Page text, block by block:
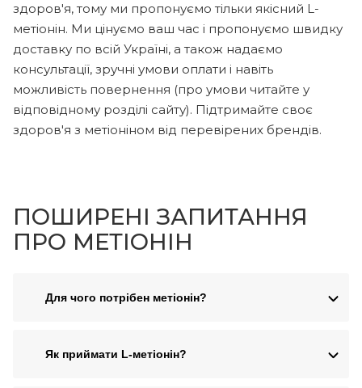
здоров'я, тому ми пропонуємо тільки якісний L-
метіонін. Ми цінуємо ваш час і пропонуємо швидку
доставку по всій Україні, а також надаємо
консультації, зручні умови оплати і навіть
можливість повернення (про умови читайте у
відповідному розділі сайту). Підтримайте своє
здоров'я з метіоніном від перевірених брендів.
ПОШИРЕНІ ЗАПИТАННЯ
ПРО МЕТІОНІН
Для чого потрібен метіонін?
Як приймати L-метіонін?